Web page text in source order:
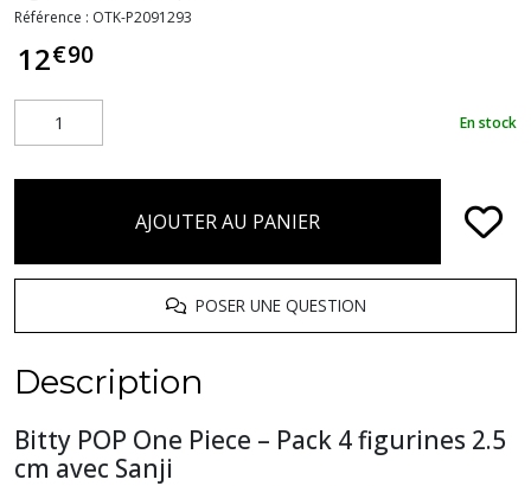
Référence : OTK-P2091293
12€90
En stock
AJOUTER AU PANIER
POSER UNE QUESTION
Description
Bitty POP One Piece – Pack 4 figurines 2.5
cm avec Sanji